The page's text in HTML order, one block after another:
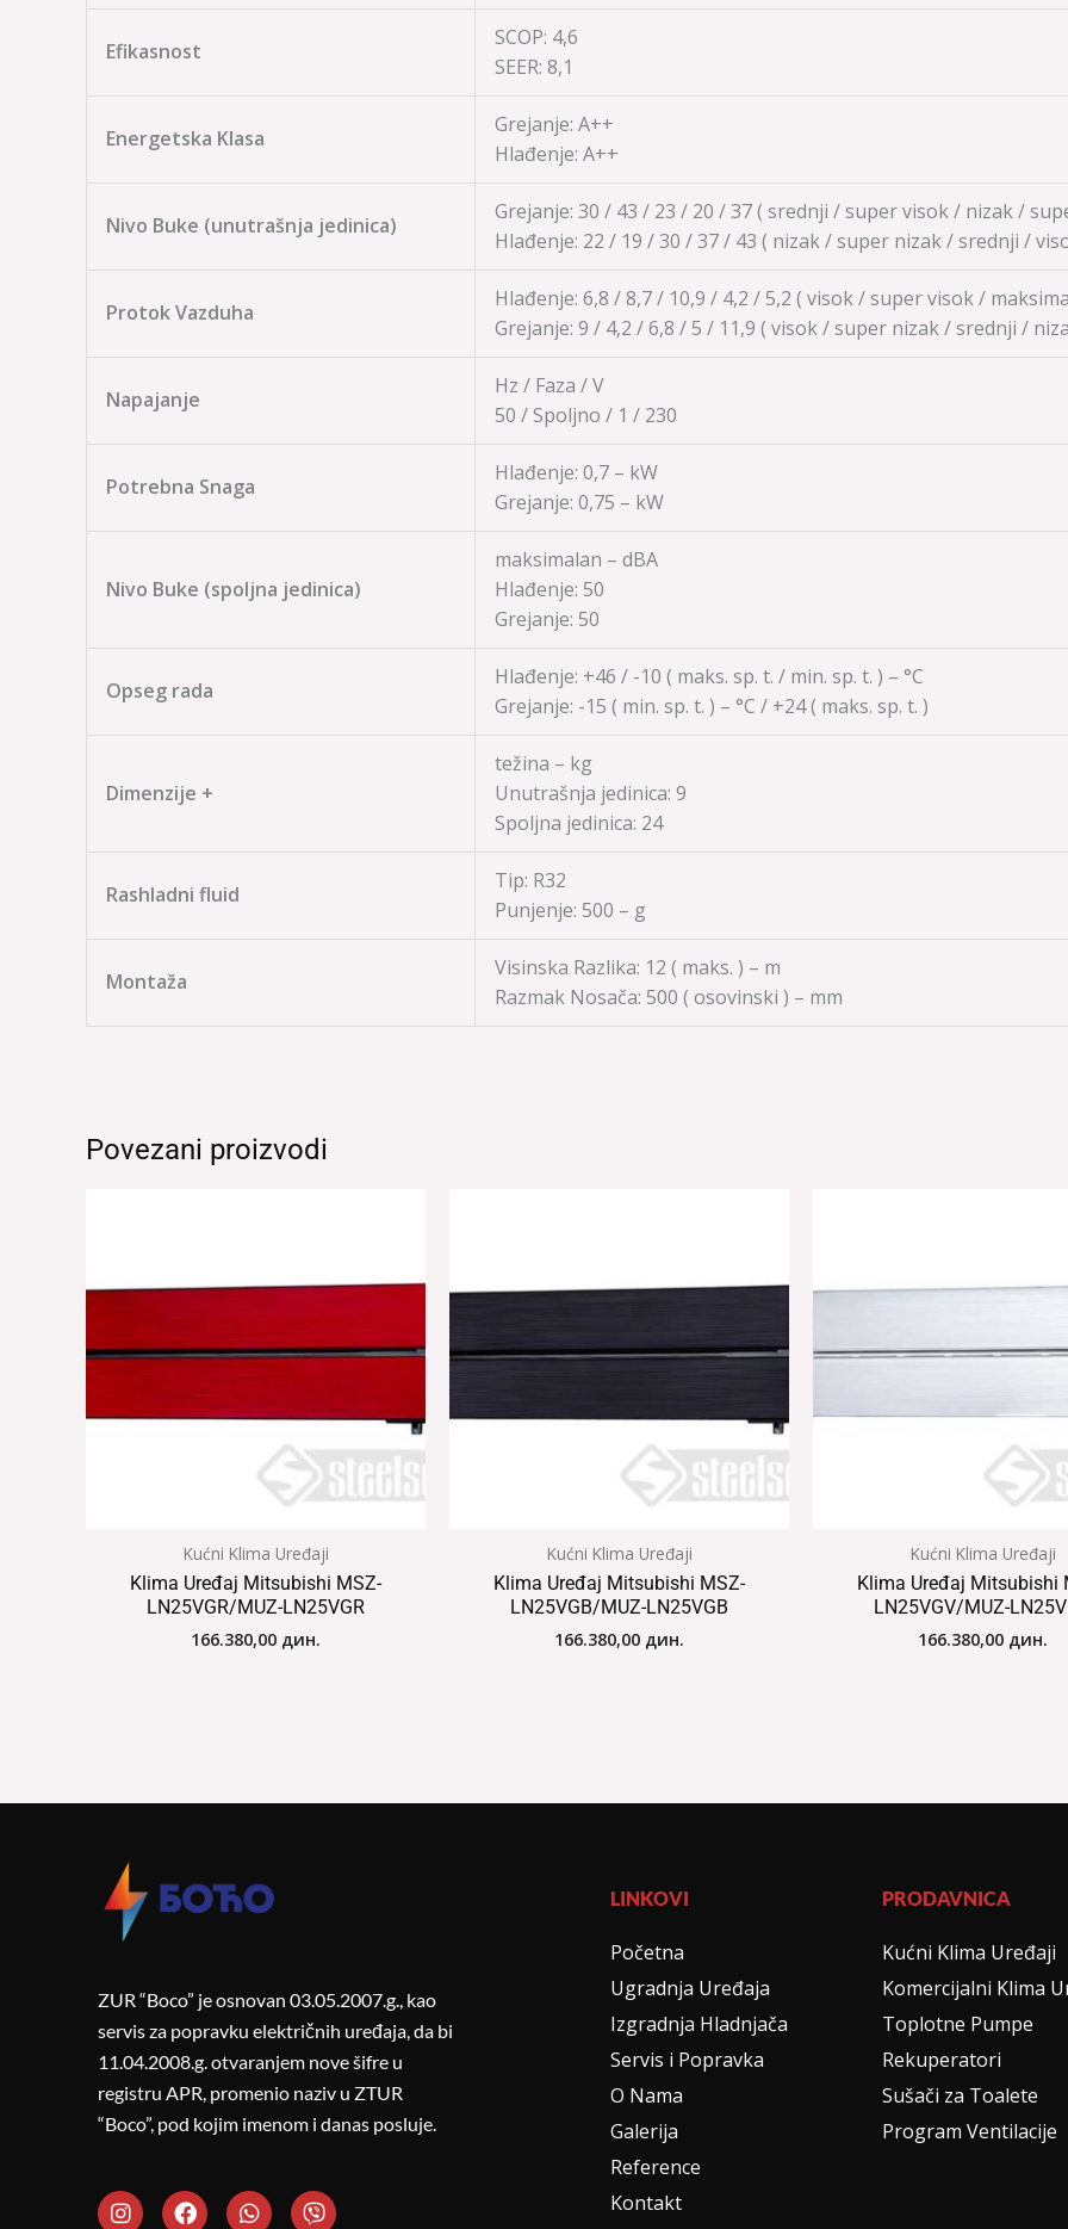
Efikasnost
SCOP: 4,6
SEER: 8,1
Energetska Klasa
Grejanje: A++
Hlađenje: A++
Nivo Buke (unutrašnja jedinica)
Grejanje: 30 / 43 / 23 / 20 / 37 ( srednji / super visok / nizak /
Hlađenje: 22 / 19 / 30 / 37 / 43 ( nizak / super nizak / srednji /
Protok Vazduha
Hlađenje: 6,8 / 8,7 / 10,9 / 4,2 / 5,2 ( visok / super visok /
Grejanje: 9 / 4,2 / 6,8 / 5 / 11,9 ( visok / super nizak / srednji /
Napajanje
Hz / Faza / V
50 / Spoljno / 1 / 230
Potrebna Snaga
Hlađenje: 0,7 – kW
Grejanje: 0,75 – kW
Nivo Buke (spoljna jedinica)
maksimalan – dBA
Hlađenje: 50
Grejanje: 50
Opseg rada
Hlađenje: +46 / -10 ( maks. sp. t. / min. sp. t. ) – °C
Grejanje: -15 ( min. sp. t. ) – °C / +24 ( maks. sp. t. )
Dimenzije +
težina – kg
Unutrašnja jedinica: 9
Spoljna jedinica: 24
Rashladni fluid
Tip: R32
Punjenje: 500 – g
Montaža
Visinska Razlika: 12 ( maks. ) – m
Razmak Nosača: 500 ( osovinski ) – mm
Povezani proizvodi
Kućni Klima Uređaji
Klima Uređaj Mitsubishi MSZ-
LN25VGR/MUZ-LN25VGR
166.380,00 дин.
Kućni Klima Uređaji
Klima Uređaj Mitsubishi MSZ-
LN25VGB/MUZ-LN25VGB
166.380,00 дин.
Kućni Klima Uređaji
Klima Uređaj Mitsubishi
LN25VGV/MUZ-
166.380,00 дин.
ZUR “Boco” je osnovan 03.05.2007.g., kao
servis za popravku električnih uređaja, da bi
11.04.2008.g. otvaranjem nove šifre u
registru APR, promenio naziv u ZTUR
“Boco”, pod kojim imenom i danas posluje.
I
n
F
a
W
h
V
i
LINKOVI
Početna
Ugradnja Uređaja
Izgradnja Hladnjača
Servis i Popravka
O Nama
Galerija
Reference
Kontakt
PRODAVNICA
Kućni Klima Uređaji
Komercijalni Klima
Toplotne Pumpe
Rekuperatori
Sušači za Toalete
Program Ventilacije